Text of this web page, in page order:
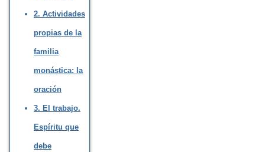
2. Actividades
propias de la
familia
monástica: la
oración
3. El trabajo.
Espíritu que
debe